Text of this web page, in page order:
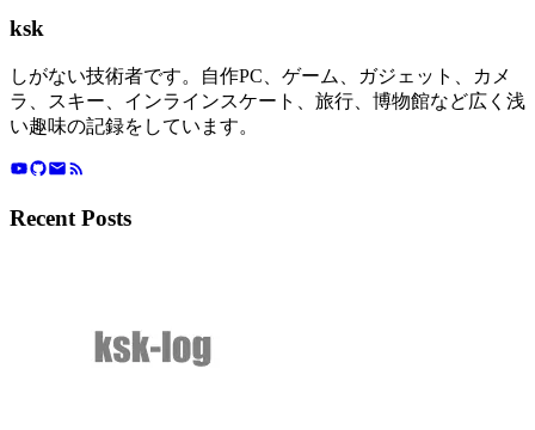
ksk
しがない技術者です。自作PC、ゲーム、ガジェット、カメ
ラ、スキー、インラインスケート、旅行、博物館など広く浅
い趣味の記録をしています。
Recent Posts